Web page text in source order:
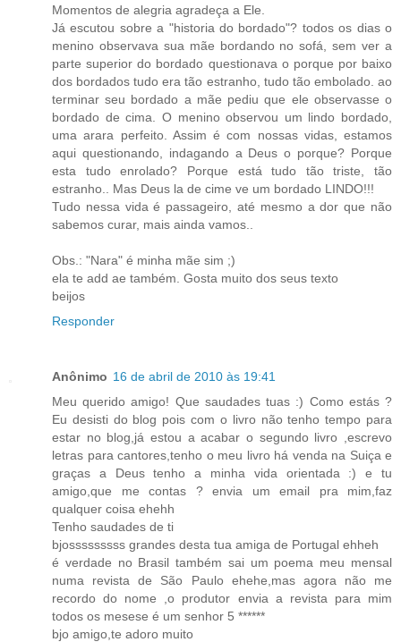
Momentos de alegria agradeça a Ele.
Já escutou sobre a "historia do bordado"? todos os dias o
menino observava sua mãe bordando no sofá, sem ver a
parte superior do bordado questionava o porque por baixo
dos bordados tudo era tão estranho, tudo tão embolado. ao
terminar seu bordado a mãe pediu que ele observasse o
bordado de cima. O menino observou um lindo bordado,
uma arara perfeito. Assim é com nossas vidas, estamos
aqui questionando, indagando a Deus o porque? Porque
esta tudo enrolado? Porque está tudo tão triste, tão
estranho.. Mas Deus la de cime ve um bordado LINDO!!!
Tudo nessa vida é passageiro, até mesmo a dor que não
sabemos curar, mais ainda vamos..
Obs.: "Nara" é minha mãe sim ;)
ela te add ae também. Gosta muito dos seus texto
beijos
Responder
Anônimo 16 de abril de 2010 às 19:41
Meu querido amigo! Que saudades tuas :) Como estás ?
Eu desisti do blog pois com o livro não tenho tempo para
estar no blog,já estou a acabar o segundo livro ,escrevo
letras para cantores,tenho o meu livro há venda na Suiça e
graças a Deus tenho a minha vida orientada :) e tu
amigo,que me contas ? envia um email pra mim,faz
qualquer coisa ehehh
Tenho saudades de ti
bjosssssssss grandes desta tua amiga de Portugal ehheh
é verdade no Brasil também sai um poema meu mensal
numa revista de São Paulo ehehe,mas agora não me
recordo do nome ,o produtor envia a revista para mim
todos os mesese é um senhor 5 ******
bjo amigo,te adoro muito